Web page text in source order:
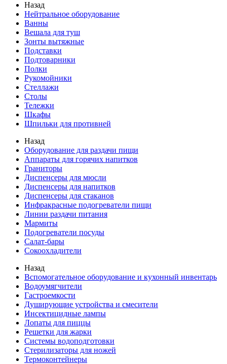
Назад
Нейтральное оборудование
Ванны
Вешала для туш
Зонты вытяжные
Подставки
Подтоварники
Полки
Рукомойники
Стеллажи
Столы
Тележки
Шкафы
Шпильки для противней
Назад
Оборудование для раздачи пищи
Аппараты для горячих напитков
Граниторы
Диспенсеры для мюсли
Диспенсеры для напитков
Диспенсеры для стаканов
Инфракрасные подогреватели пищи
Линии раздачи питания
Мармиты
Подогреватели посуды
Салат-бары
Сокоохладители
Назад
Вспомогательное оборудование и кухонный инвентарь
Водоумягчители
Гастроемкости
Душирующие устройства и смесители
Инсектицидные лампы
Лопаты для пиццы
Решетки для жарки
Системы водоподготовки
Стерилизаторы для ножей
Термоконтейнеры